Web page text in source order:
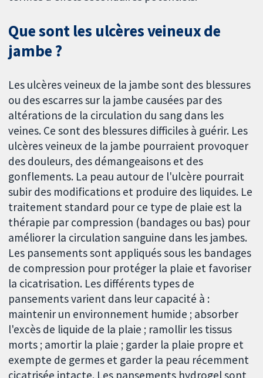
Que sont les ulcères veineux de
jambe ?
Les ulcères veineux de la jambe sont des blessures
ou des escarres sur la jambe causées par des
altérations de la circulation du sang dans les
veines. Ce sont des blessures difficiles à guérir. Les
ulcères veineux de la jambe pourraient provoquer
des douleurs, des démangeaisons et des
gonflements. La peau autour de l'ulcère pourrait
subir des modifications et produire des liquides. Le
traitement standard pour ce type de plaie est la
thérapie par compression (bandages ou bas) pour
améliorer la circulation sanguine dans les jambes.
Les pansements sont appliqués sous les bandages
de compression pour protéger la plaie et favoriser
la cicatrisation. Les différents types de
pansements varient dans leur capacité à :
maintenir un environnement humide ; absorber
l'excès de liquide de la plaie ; ramollir les tissus
morts ; amortir la plaie ; garder la plaie propre et
exempte de germes et garder la peau récemment
cicatrisée intacte. Les pansements hydrogel sont